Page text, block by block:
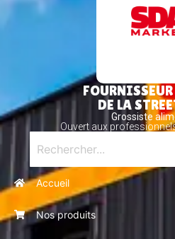
DE LA
Grossiste
Ouvert aux
Accueil
Nos produits